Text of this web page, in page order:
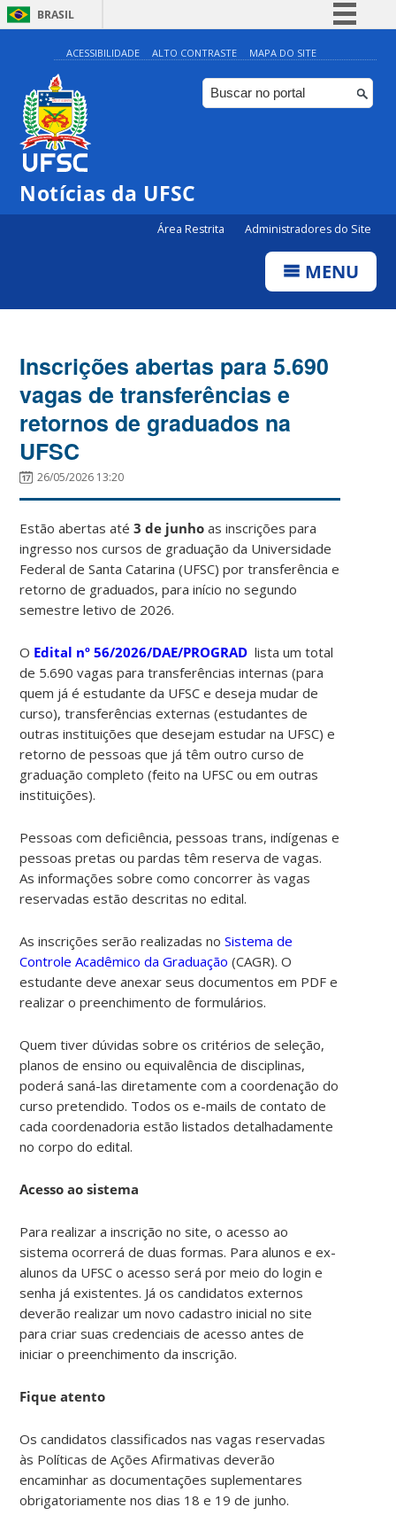
BRASIL
Simplifique!
Comunica BR
Participe
ACESSIBILIDADE ALTO CONTRASTE MAPA DO SITE
Notícias da UFSC
Área Restrita Administradores do Site
MENU
Inscrições abertas para 5.690
vagas de transferências e
retornos de graduados na
UFSC
26/05/2026 13:20
Estão abertas até3 de junho as inscrições para
ingresso nos cursos de graduação da Universidade
Federal de Santa Catarina (UFSC) por transferência e
retorno de graduados, para início no segundo
semestre letivo de 2026.
O Edital nº 56/2026/DAE/PROGRAD lista um total
de 5.690 vagas para transferências internas (para
quem já é estudante da UFSC e deseja mudar de
curso), transferências externas (estudantes de
outras instituições que desejam estudar na UFSC) e
retorno de pessoas que já têm outro curso de
graduação completo (feito na UFSC ou em outras
instituições).
Pessoas com deficiência, pessoas trans, indígenas e
pessoas pretas ou pardas têm reserva de vagas.
As informações sobre como concorrer às vagas
reservadas estão descritas no edital.
As inscrições serão realizadas noSistema de
Controle Acadêmico da Graduação (CAGR). O
estudante deve anexar seus documentos em PDF e
realizar o preenchimento de formulários.
Quem tiver dúvidas sobre os critérios de seleção,
planos de ensino ou equivalência de disciplinas,
poderá saná-las diretamente com a coordenação do
curso pretendido. Todos os e-mails de contato de
cada coordenadoria estão listados detalhadamente
no corpo do edital.
Acesso ao sistema
Para realizar a inscrição no site, o acesso ao
sistema ocorrerá de duas formas. Para alunos e ex-
alunos da UFSC o acesso será por meio do login e
senha já existentes. Já os candidatos externos
deverão realizar um novo cadastro inicial no site
para criar suas credenciais de acesso antes de
iniciar o preenchimento da inscrição.
Fique atento
Os candidatos classificados nas vagas reservadas
às Políticas de Ações Afirmativas deverão
encaminhar as documentações suplementares
obrigatoriamente nos dias 18 e 19 de junho.